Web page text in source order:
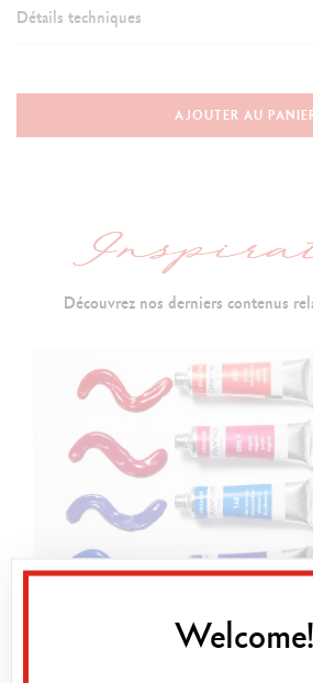
Détails techniques
Couleurs lumineuses, t
Tube de 250 ml :bouchon avec ouverture
TECHNIQUES
Peinture couvrante sur tous les supports
papier, carton, verre, plastique,
élanges avec d’autres matières (sable,
aquarellable avant
pplication en volume pour créer du
spatule sur des surfaces lisses
AJOUTER AU
Découvrez nos derniers contenus
Welcome!